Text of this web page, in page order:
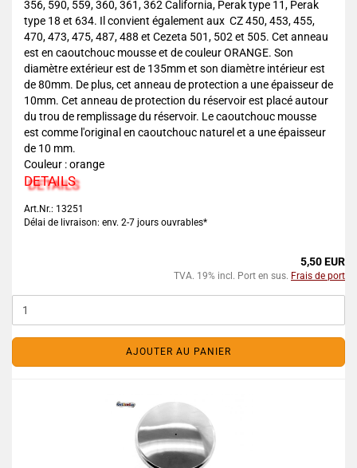
356, 590, 559, 360, 361, 362 California, Perak type 11, Perak
type 18 et 634. Il convient également aux CZ 450, 453, 455,
470, 473, 475, 487, 488 et Cezeta 501, 502 et 505. Cet anneau
est en caoutchouc mousse et de couleur ORANGE. Son
diamètre extérieur est de 135mm et son diamètre intérieur est
de 80mm. De plus, cet anneau de protection a une épaisseur de
10mm. Cet anneau de protection du réservoir est placé autour
du trou de remplissage du réservoir. Le caoutchouc mousse
est comme l'original en caoutchouc naturel et a une épaisseur
de 10 mm.
Couleur : orange
DETAILS
Art.Nr.: 13251
Délai de livraison: env. 2-7 jours ouvrables*
5,50 EUR
TVA. 19% incl. Port en sus. Frais de port
AJOUTER AU PANIER